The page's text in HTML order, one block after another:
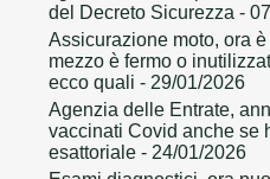
del Decreto Sicurezza -
Assicurazione moto, ora
mezzo è fermo o
ecco quali - 29/01/2026
Agenzia delle Entrate,
vaccinati Covid anche se
esattoriale - 24/01/2026